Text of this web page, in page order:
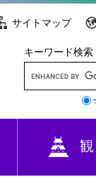
サイトマップ
キーワード検索